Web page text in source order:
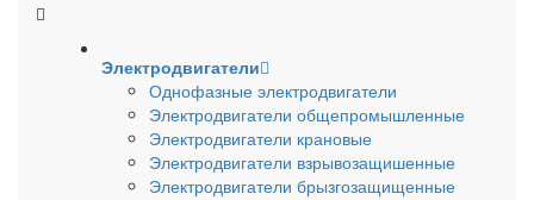
Электродвигатели
Однофазные электродвигатели
Электродвигатели общепромышленные
Электродвигатели крановые
Электродвигатели взрывозащишенные
Электродвигатели брызгозащищенные